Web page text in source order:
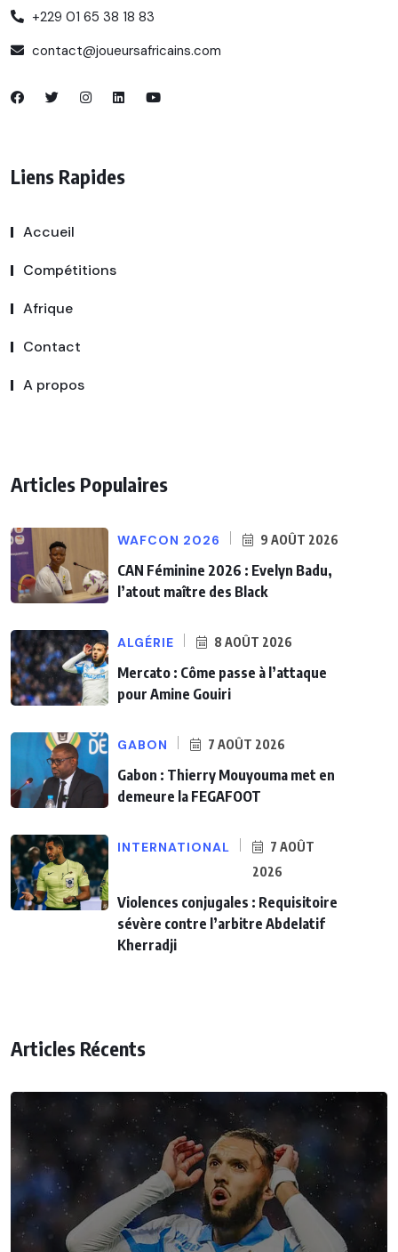
+229 01 65 38 18 83
contact@joueursafricains.com
Liens Rapides
Accueil
Compétitions
Afrique
Contact
A propos
Articles Populaires
WAFCON 2026 9 AOÛT 2026
CAN Féminine 2026 : Evelyn Badu,
l’atout maître des Black
ALGÉRIE 8 AOÛT 2026
Mercato : Côme passe à l’attaque
pour Amine Gouiri
GABON 7 AOÛT 2026
Gabon : Thierry Mouyouma met en
demeure la FEGAFOOT
INTERNATIONAL
7 AOÛT
2026
Violences conjugales : Requisitoire
sévère contre l’arbitre Abdelatif
Kherradji
Articles Récents